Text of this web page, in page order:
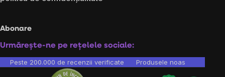
Abonare
Urmărește-ne pe rețelele sociale:
Peste 200.000 de recenzii verificate Produsele noastre sunt